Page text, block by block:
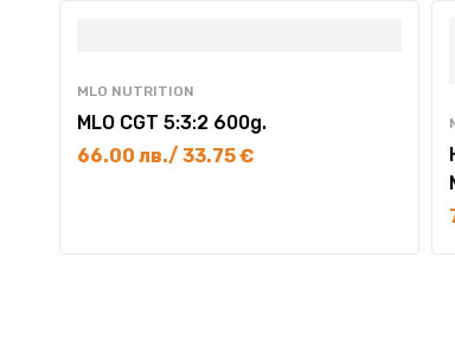
MLO NUTRITION
MLO CGT 5:3:2 600g.
66.00 лв./ 33.75 €